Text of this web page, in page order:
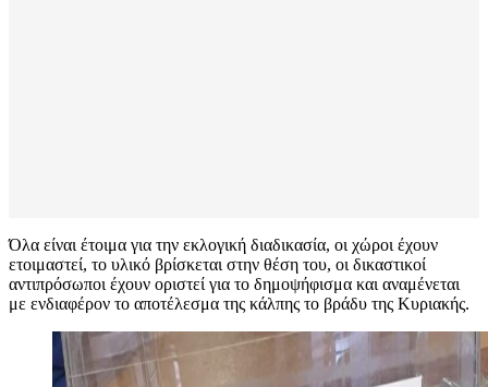
Όλα είναι έτοιμα για την εκλογική διαδικασία, οι χώροι έχουν
ετοιμαστεί, το υλικό βρίσκεται στην θέση του, οι δικαστικοί
αντιπρόσωποι έχουν οριστεί για το δημοψήφισμα και αναμένεται
με ενδιαφέρον το αποτέλεσμα της κάλπης το βράδυ της Κυριακής.